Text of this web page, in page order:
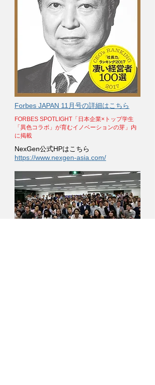
Forbes JAPAN 11月号の詳細はこちら
FORBES SPOTLIGHT「日本企業×トップ学生
「異色コラボ」が育むイノベーションの芽」内
に掲載
NexGen​公式HPはこちら
https://www.nexgen-asia.com/